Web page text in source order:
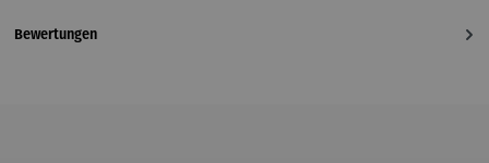
Bewertungen